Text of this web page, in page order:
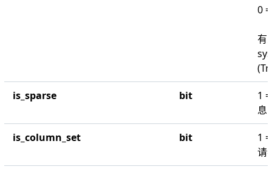
0
有
(
is_sparse bit
1
息
is_column_set bit
1
请